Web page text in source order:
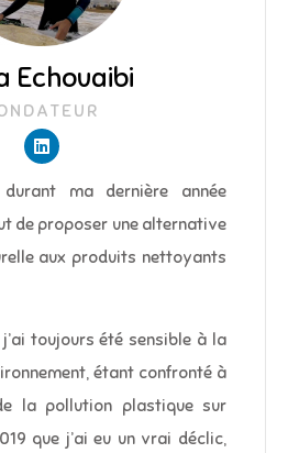
Echouaibi
ma dernière année
de proposer une alternative
aux produits nettoyants
toujours été sensible à la
étant confronté à
la pollution plastique sur
que j’ai eu un vrai déclic,